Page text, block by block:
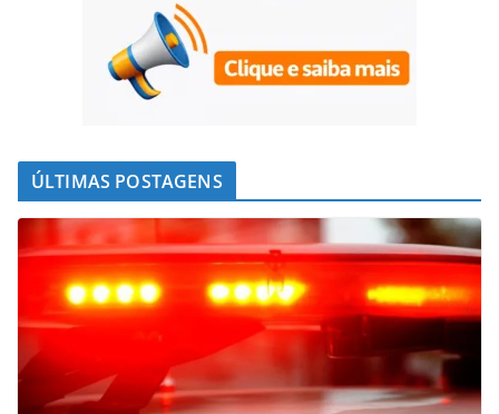
ÚLTIMAS POSTAGENS